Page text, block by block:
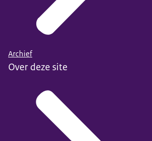
Archief
Over deze site